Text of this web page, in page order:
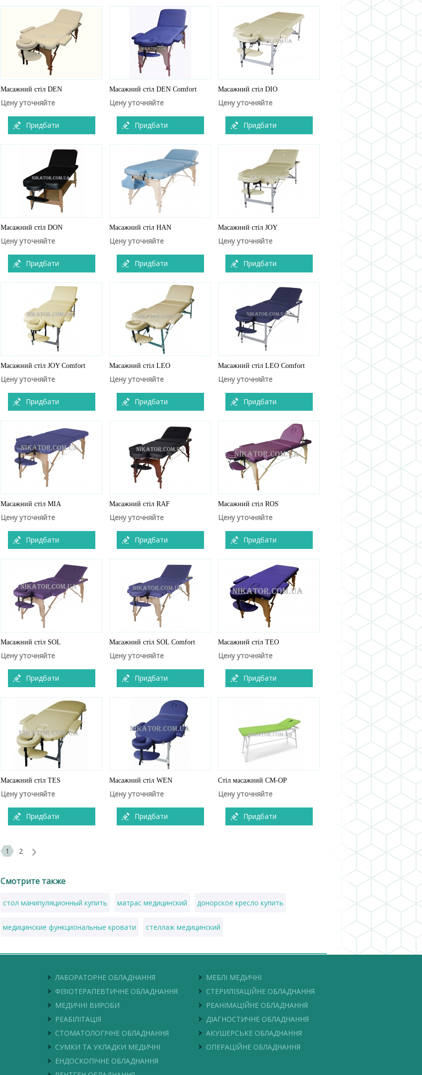
Масажний стіл DEN
Цену уточняйте
Придбати
Масажний стіл DEN Comfort
Цену уточняйте
Придбати
Масажний стіл DIO
Цену уточняйте
Придбати
Масажний стіл DON
Цену уточняйте
Придбати
Масажний стіл HAN
Цену уточняйте
Придбати
Масажний стіл JOY
Цену уточняйте
Придбати
Масажний стіл JOY Comfort
Цену уточняйте
Придбати
Масажний стіл LEO
Цену уточняйте
Придбати
Масажний стіл LEO Comfort
Цену уточняйте
Придбати
Масажний стіл MIA
Цену уточняйте
Придбати
Масажний стіл RAF
Цену уточняйте
Придбати
Масажний стіл ROS
Цену уточняйте
Придбати
Масажний стіл SOL
Цену уточняйте
Придбати
Масажний стіл SOL Comfort
Цену уточняйте
Придбати
Масажний стіл TEO
Цену уточняйте
Придбати
Масажний стіл TES
Цену уточняйте
Придбати
Масажний стіл WEN
Цену уточняйте
Придбати
Стіл масажний СМ-ОР
Цену уточняйте
Придбати
1 2
Смотрите также
стол манипуляционный купить матрас медицинский донорское кресло купить
медицинские функциональные кровати стеллаж медицинский
стол хирургический купить стол массажный купить в украине
подушка ортопедическая купить небулайзер цены
купить кроватку для новорожденного
ЛАБОРАТОРНЕ ОБЛАДНАННЯ
ФІЗІОТЕРАПЕВТИЧНЕ ОБЛАДНАННЯ
МЕДИЧНІ ВИРОБИ
РЕАБІЛІТАЦІЯ
СТОМАТОЛОГІЧНЕ ОБЛАДНАННЯ
СУМКИ ТА УКЛАДКИ МЕДИЧНІ
ЕНДОСКОПІЧНЕ ОБЛАДНАННЯ
МЕБЛІ МЕДИЧНІ
СТЕРИЛІЗАЦІЙНЕ ОБЛАДНАННЯ
РЕАНІМАЦІЙНЕ ОБЛАДНАННЯ
ДІАГНОСТИЧНЕ ОБЛАДНАННЯ
АКУШЕРСЬКЕ ОБЛАДНАННЯ
ОПЕРАЦІЙНЕ ОБЛАДНАННЯ